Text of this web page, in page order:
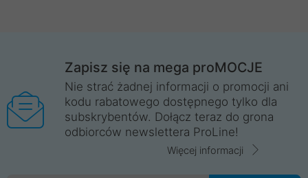
Zapisz się na mega proMOCJE
Nie strać żadnej informacji o promocji ani
kodu rabatowego dostępnego tylko dla
subskrybentów. Dołącz teraz do grona
odbiorców newslettera ProLine!
Więcej informacji